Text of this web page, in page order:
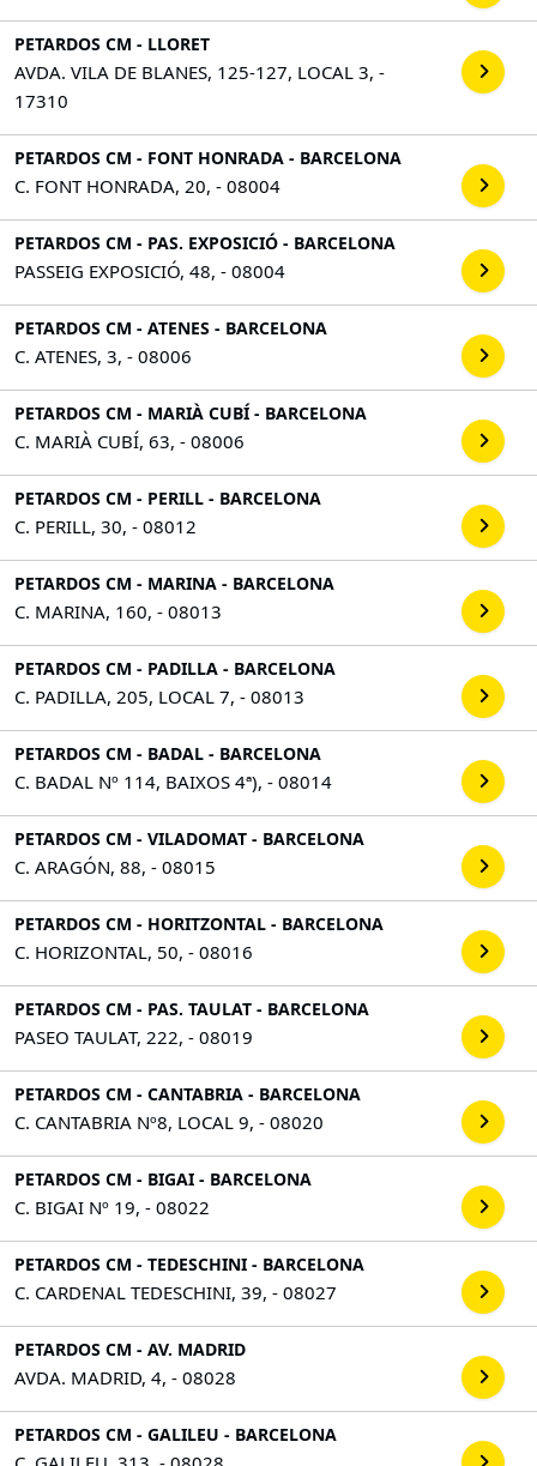
PETARDOS CM - LLORET
AVDA. VILA DE BLANES, 125-127, LOCAL 3, -
17310
PETARDOS CM - FONT HONRADA - BARCELONA
C. FONT HONRADA, 20, - 08004
PETARDOS CM - PAS. EXPOSICIÓ - BARCELONA
PASSEIG EXPOSICIÓ, 48, - 08004
PETARDOS CM - ATENES - BARCELONA
C. ATENES, 3, - 08006
PETARDOS CM - MARIÀ CUBÍ - BARCELONA
C. MARIÀ CUBÍ, 63, - 08006
PETARDOS CM - PERILL - BARCELONA
C. PERILL, 30, - 08012
PETARDOS CM - MARINA - BARCELONA
C. MARINA, 160, - 08013
PETARDOS CM - PADILLA - BARCELONA
C. PADILLA, 205, LOCAL 7, - 08013
PETARDOS CM - BADAL - BARCELONA
C. BADAL Nº 114, BAIXOS 4ª), - 08014
PETARDOS CM - VILADOMAT - BARCELONA
C. ARAGÓN, 88, - 08015
PETARDOS CM - HORITZONTAL - BARCELONA
C. HORIZONTAL, 50, - 08016
PETARDOS CM - PAS. TAULAT - BARCELONA
PASEO TAULAT, 222, - 08019
PETARDOS CM - CANTABRIA - BARCELONA
C. CANTABRIA Nº8, LOCAL 9, - 08020
PETARDOS CM - BIGAI - BARCELONA
C. BIGAI Nº 19, - 08022
PETARDOS CM - TEDESCHINI - BARCELONA
C. CARDENAL TEDESCHINI, 39, - 08027
PETARDOS CM - AV. MADRID
AVDA. MADRID, 4, - 08028
PETARDOS CM - GALILEU - BARCELONA